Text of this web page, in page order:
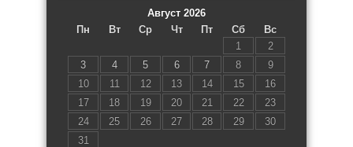
Август 2026
Пн
Вт Ср Чт Пт Сб
Вс
1
2
3
4 5 6 7 8
9
10
11 12 13 14 15
16
17
18 19 20 21 22
23
24
25 26 27 28 29
30
31